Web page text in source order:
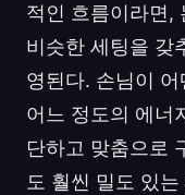
적인 흐름이라면,
비슷한 세팅을 갖
영된다. 손님이
어느 정도의 에너
단하고 맞춤으로
도 훨씬 밀도 있